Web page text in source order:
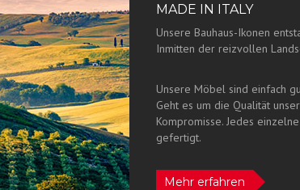
MADE IN ITALY
Unsere Bauhaus-Ikonen
Inmitten der reizvollen
Unsere Möbel sind einfach
Geht es um die Qualität
Kompromisse. Jedes
gefertigt.
Mehr erfahren